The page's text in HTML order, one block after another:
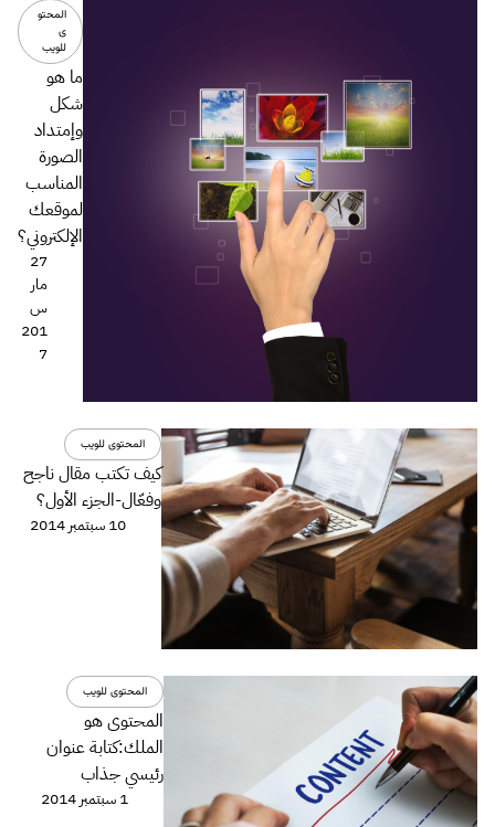
المحتو
ى
للويب
ما هو
شكل
وإمتداد
الصورة
المناسب
لموقعك
الإلكتروني؟
27
مار
س
201
7
المحتوى للويب
كيف تكتب مقال ناجح
وفعّال-الجزء اﻷول؟
10 سبتمبر 2014
المحتوى للويب
المحتوى هو
الملك:كتابة عنوان
رئيسي جذاب
1 سبتمبر 2014